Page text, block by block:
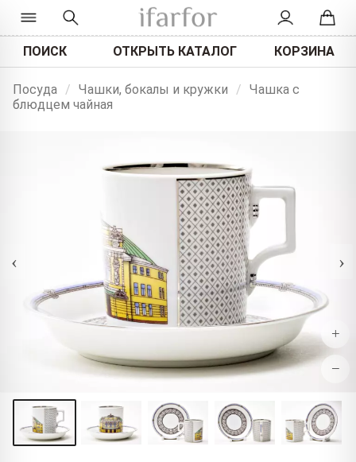
ПОИСК ОТКРЫТЬ КАТАЛОГ КОРЗИНА
Посуда / Чашки, бокалы и кружки / Чашка с
блюдцем чайная
‹ ›
+
−